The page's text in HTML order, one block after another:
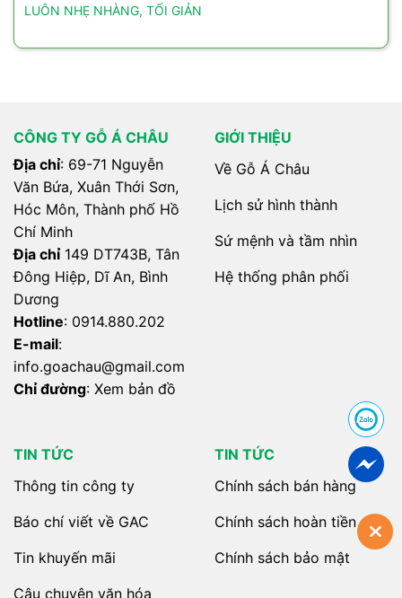
LUÔN NHẸ NHÀNG, TỐI GIẢN
CÔNG TY GỖ Á CHÂU
Địa chỉ: 69-71 Nguyễn
Văn Bứa, Xuân Thới Sơn,
Hóc Môn, Thành phố Hồ
Chí Minh
Địa chỉ149 DT743B, Tân
Đông Hiệp, Dĩ An, Bình
Dương
Hotline: 0914.880.202
E-mail:
info.goachau@gmail.com
Chỉ đường: Xem bản đồ
GIỚI THIỆU
Về Gỗ Á Châu
Lịch sử hình thành
Sứ mệnh và tầm nhìn
Hệ thống phân phối
TIN TỨC
Thông tin công ty
Báo chí viết về GAC
Tin khuyến mãi
Câu chuyện văn hóa
TIN TỨC
Chính sách bán hàng
Chính sách hoàn tiền
Chính sách bảo mật